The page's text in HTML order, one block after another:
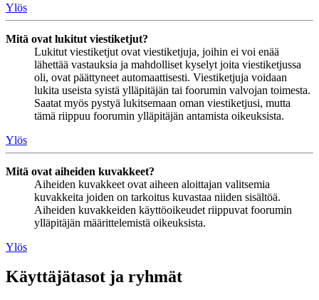
Ylös
Mitä ovat lukitut viestiketjut?
Lukitut viestiketjut ovat viestiketjuja, joihin ei voi enää
lähettää vastauksia ja mahdolliset kyselyt joita viestiketjussa
oli, ovat päättyneet automaattisesti. Viestiketjuja voidaan
lukita useista syistä ylläpitäjän tai foorumin valvojan toimesta.
Saatat myös pystyä lukitsemaan oman viestiketjusi, mutta
tämä riippuu foorumin ylläpitäjän antamista oikeuksista.
Ylös
Mitä ovat aiheiden kuvakkeet?
Aiheiden kuvakkeet ovat aiheen aloittajan valitsemia
kuvakkeita joiden on tarkoitus kuvastaa niiden sisältöä.
Aiheiden kuvakkeiden käyttöoikeudet riippuvat foorumin
ylläpitäjän määrittelemistä oikeuksista.
Ylös
Käyttäjätasot ja ryhmät